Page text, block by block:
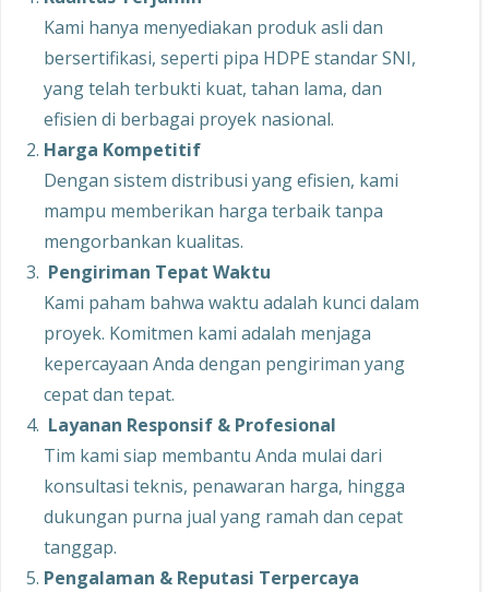
Kami hanya menyediakan produk asli dan
bersertifikasi, seperti pipa HDPE standar SNI,
yang telah terbukti kuat, tahan lama, dan
efisien di berbagai proyek nasional.
Harga Kompetitif
Dengan sistem distribusi yang efisien, kami
mampu memberikan harga terbaik tanpa
mengorbankan kualitas.
Pengiriman Tepat Waktu
Kami paham bahwa waktu adalah kunci dalam
proyek. Komitmen kami adalah menjaga
kepercayaan Anda dengan pengiriman yang
cepat dan tepat.
Layanan Responsif & Profesional
Tim kami siap membantu Anda mulai dari
konsultasi teknis, penawaran harga, hingga
dukungan purna jual yang ramah dan cepat
tanggap.
Pengalaman & Reputasi Terpercaya